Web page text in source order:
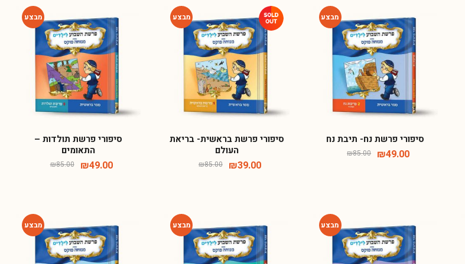
סיפורי פרשת נח- תיבת נח
₪85.00 ₪49.00
סיפורי פרשת בראשית- בריאת
העולם
₪85.00 ₪39.00
סיפורי פרשת תולדות –
התאומים
₪85.00 ₪49.00